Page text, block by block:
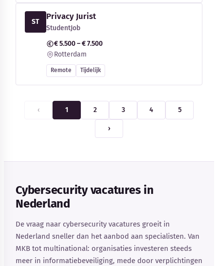
ST
Privacy Jurist
StudentJob
€ 5.500 – € 7.500
Rotterdam
Remote Tijdelijk
‹ 1 2 3 4 5
›
Cybersecurity vacatures in
Nederland
De vraag naar cybersecurity vacatures groeit in
Nederland sneller dan het aanbod aan specialisten. Van
MKB tot multinational: organisaties investeren steeds
meer in informatiebeveiliging, mede door verplichtingen